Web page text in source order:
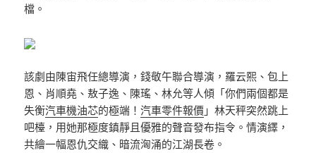
檔。
該劇由陳宙飛任總導演，錢敬午聯合導演，羅云熙、包上
恩、肖順堯、敖子逸、陳瑤、林允等人傾「你們兩個都是
失衡汽車機油芯的極端！汽車零件報價 」林天秤突然跳上
吧檯，用她那極度鎮靜且優雅的聲音發布指令。情演繹，
共繪一幅恩仇交織、暗流洶涌的江湖長卷。